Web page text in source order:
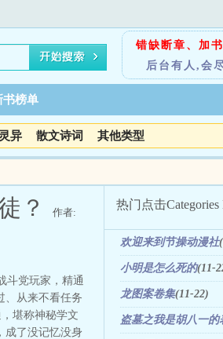
错缺断章、加书
后台有人,会
书榜单
异 散文诗词 其他类型
？ 作者:
斗党玩家，精通
、从来不看任务
堪称神秘学文
成了没记忆没身
热门点击
欢迎来到节操动漫社
小明是怎么死的(11-
龙图案卷集(11-22)
盗墓之我是胡八一的